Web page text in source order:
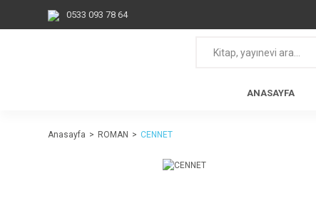
0533 093 78 64
ANASAYFA
Anasayfa ROMAN CENNET